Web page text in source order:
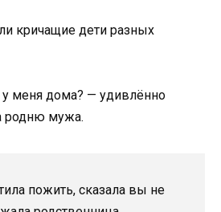
кричащие дети разных
меня дома? — удивлённо
родню мужа.
пожить, сказала вы не